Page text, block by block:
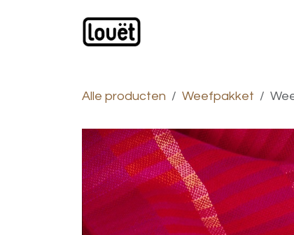
Alle producten Weefpakket